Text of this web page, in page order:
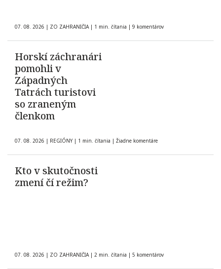
07. 08. 2026 | ZO ZAHRANIČIA | 1 min. čítania | 9 komentárov
Horskí záchranári
pomohli v
Západných
Tatrách turistovi
so zraneným
členkom
07. 08. 2026 | REGIÓNY | 1 min. čítania | Žiadne komentáre
Kto v skutočnosti
zmení čí režim?
07. 08. 2026 | ZO ZAHRANIČIA | 2 min. čítania | 5 komentárov